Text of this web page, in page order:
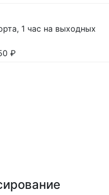
1 час на выходных
₽